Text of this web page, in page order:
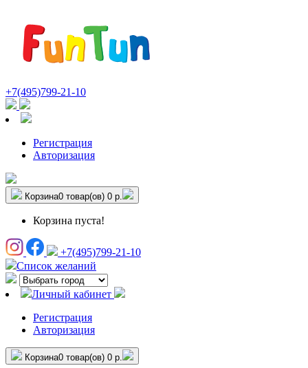
+7(495)799-21-10
Регистрация
Авторизация
Корзина0 товар(ов) 0 р.
Корзина пуста!
+7(495)799-21-10
Список желаний
Личный кабинет
Регистрация
Авторизация
Корзина0 товар(ов) 0 р.